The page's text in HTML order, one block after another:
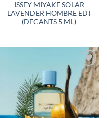
ISSEY MIYAKE SOLAR
LAVENDER HOMBRE EDT
(DECANTS 5 ML)
AÑADIR
A LA
LISTA
DE
DESEOS